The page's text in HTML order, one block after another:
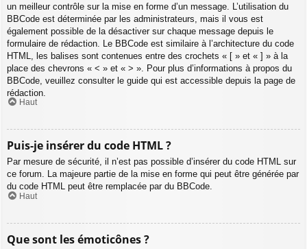
un meilleur contrôle sur la mise en forme d’un message. L’utilisation du
BBCode est déterminée par les administrateurs, mais il vous est
également possible de la désactiver sur chaque message depuis le
formulaire de rédaction. Le BBCode est similaire à l’architecture du code
HTML, les balises sont contenues entre des crochets « [ » et « ] » à la
place des chevrons « < » et « > ». Pour plus d’informations à propos du
BBCode, veuillez consulter le guide qui est accessible depuis la page de
rédaction.
Haut
Puis-je insérer du code HTML ?
Par mesure de sécurité, il n’est pas possible d’insérer du code HTML sur
ce forum. La majeure partie de la mise en forme qui peut être générée par
du code HTML peut être remplacée par du BBCode.
Haut
Que sont les émoticônes ?